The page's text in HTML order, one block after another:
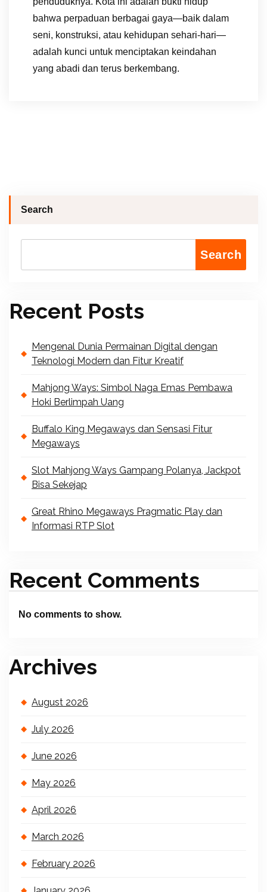
bahwa perpaduan berbagai gaya—baik dalam
seni, konstruksi, atau kehidupan sehari-hari—
adalah kunci untuk menciptakan keindahan
yang abadi dan terus berkembang.
Search
Search
Recent Posts
Mengenal Dunia Permainan Digital dengan
Teknologi Modern dan Fitur Kreatif
Mahjong Ways: Simbol Naga Emas Pembawa
Hoki Berlimpah Uang
Buffalo King Megaways dan Sensasi Fitur
Megaways
Slot Mahjong Ways Gampang Polanya, Jackpot
Bisa Sekejap
Great Rhino Megaways Pragmatic Play dan
Informasi RTP Slot
Recent Comments
No comments to show.
Archives
August 2026
July 2026
June 2026
May 2026
April 2026
March 2026
February 2026